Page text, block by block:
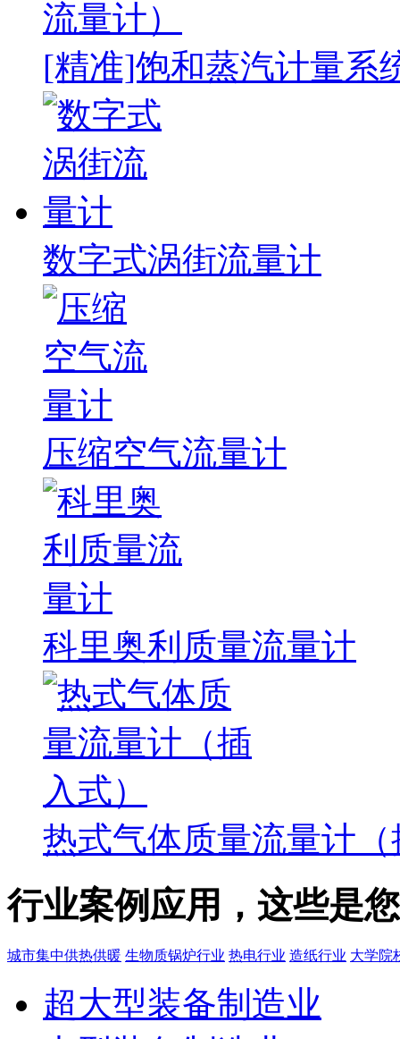
[精准]饱和蒸汽计量系
数字式涡街流量计
压缩空气流量计
科里奥利质量流量计
热式气体质量流量计
行业案例应用，这些是
城市集中供热供暖 生物质锅炉行业 热电行业 造纸行业 大学院
超大型装备制造业